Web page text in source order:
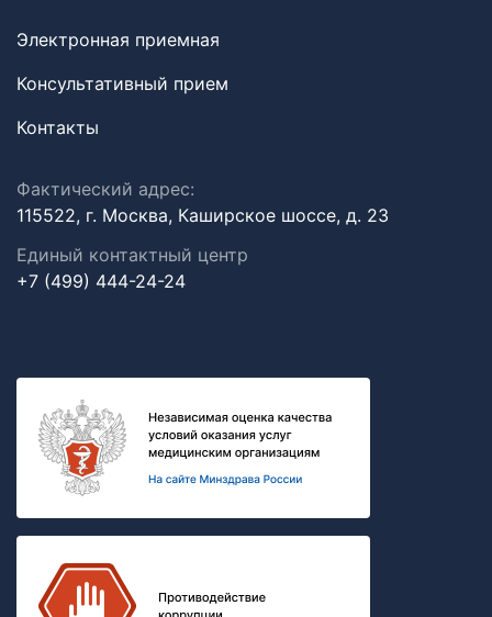
Электронная приемная
Консультативный прием
Контакты
Фактический адрес:
115522, г. Москва, Каширское шоссе, д. 23
Единый контактный центр
+7 (499) 444-24-24